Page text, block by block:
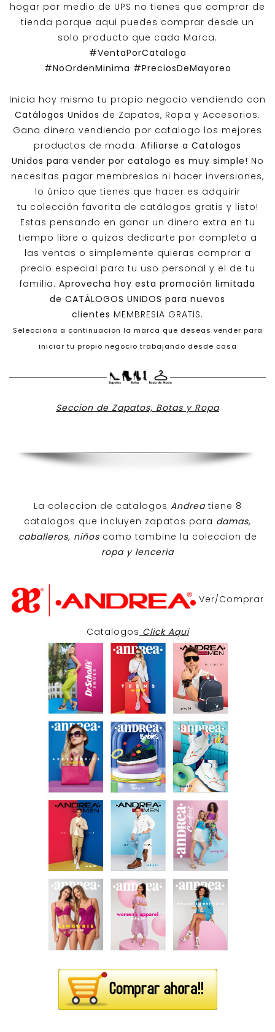
hogar por medio de UPS no tienes que comprar de
tienda porque aqui puedes comprar desde un
solo producto que cada Marca.
#VentaPorCatalogo
#NoOrdenMinima #PreciosDeMayoreo
Inicia hoy mismo tu propio negocio vendiendo con
Catálogos Unidos de Zapatos, Ropa y Accesorios.
Gana dinero vendiendo por catalogo los mejores
productos de moda. Afiliarse a Catalogos
Unidos para vender por catalogo es muy simple! No
necesitas pagar membresias ni hacer inversiones,
lo único que tienes que hacer es adquirir
tu colección favorita de catálogos gratis y listo!
Estas pensando en ganar un dinero extra en tu
tiempo libre o quizas dedicarte por completo a
las ventas o simplemente quieras comprar a
precio especial para tu uso personal y el de tu
familia. Aprovecha hoy esta promoción limitada
de CATÁLOGOS UNIDOS para nuevos
clientes MEMBRESIA GRATIS.
Selecciona a continuacion la marca que deseas vender para
iniciar tu propio negocio trabajando desde casa
Seccion de Zapatos, Botas y Ropa
La coleccion de catalogos Andreatiene 8
catalogos que incluyen zapatos para damas,
caballeros, niños como tambine la coleccion de
ropa y lenceria
Ver/Comprar
Catalogos Click Aqui